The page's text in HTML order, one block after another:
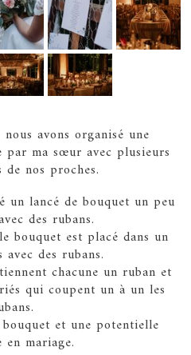
avons organisé une
par ma sœur avec plusieurs
nos proches.
un lancé de bouquet un peu
des rubans.
bouquet est placé dans un
des rubans.
chacune un ruban et
qui coupent un à un les
et une potentielle
en mariage.